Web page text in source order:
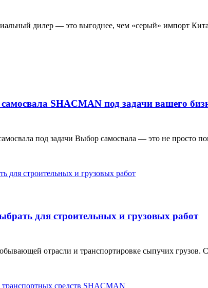
дилер — это выгоднее, чем «серый» импорт
SHACMAN под задачи вашего
под задачи Выбор самосвала — это не просто
для строительных и грузовых работ
отрасли и транспортировке сыпучих грузов.